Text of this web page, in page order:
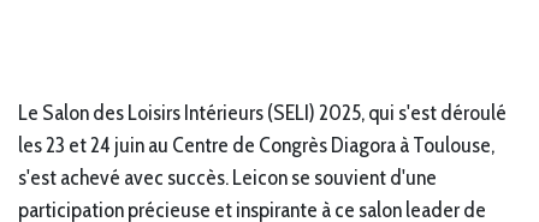
Le Salon des Loisirs Intérieurs (SELI) 2025, qui s'est déroulé
les 23 et 24 juin au Centre de Congrès Diagora à Toulouse,
s'est achevé avec succès. Leicon se souvient d'une
participation précieuse et inspirante à ce salon leader de